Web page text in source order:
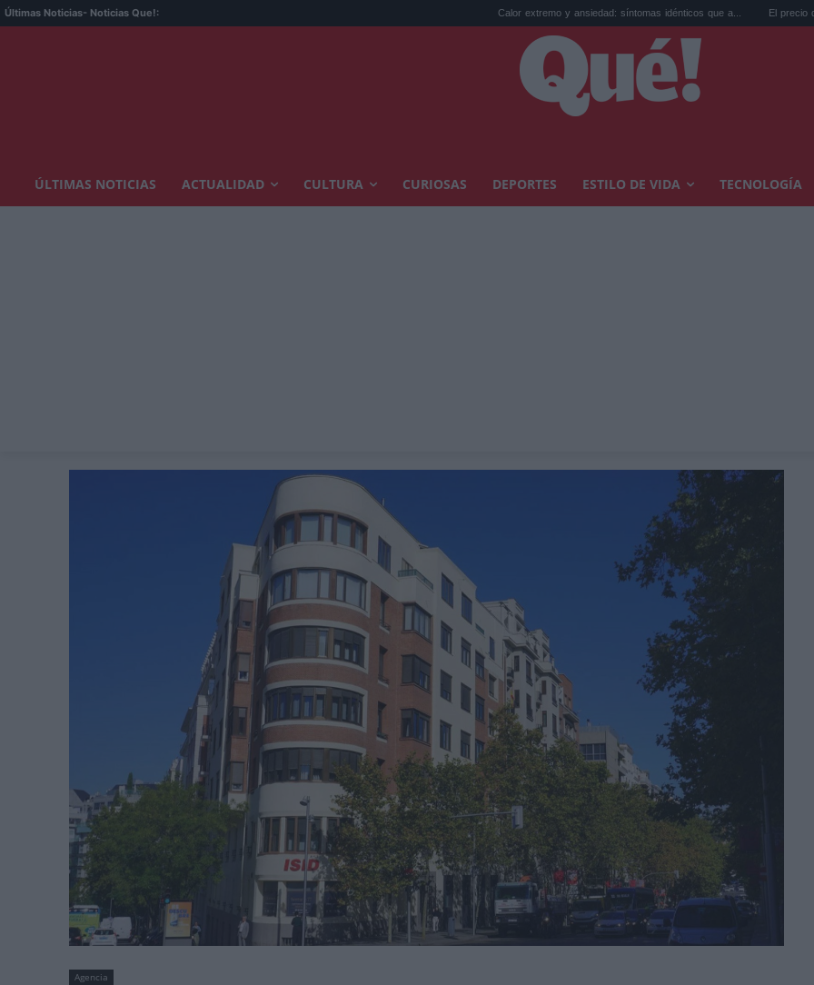
Últimas Noticias- Noticias Que!: Calor extremo y ansiedad: síntomas idénticos que a... El precio de la vivienda
ÚLTIMAS NOTICIAS ACTUALIDAD CULTURA CURIOSAS DEPORTES ESTILO DE VIDA TECNOLOGÍA
Agencia